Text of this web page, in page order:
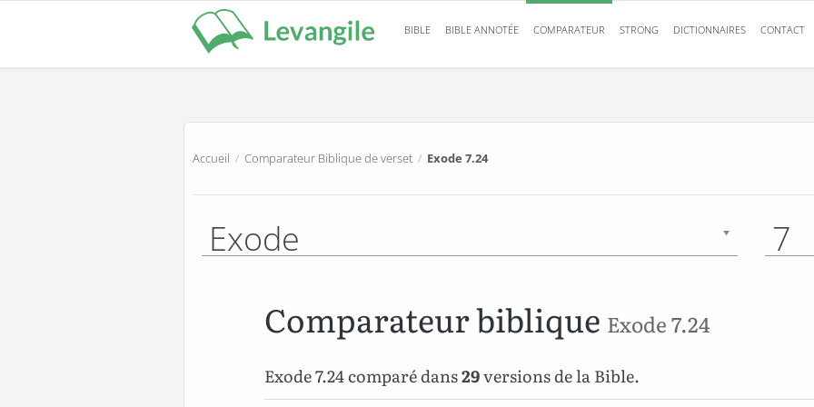
BIBLE BIBLE ANNOTÉE COMPARATEUR STRONG DICTIONNAIRES CONTACT
Accueil / Comparateur Biblique de verset / Exode 7.24
Exode 7
Comparateur biblique Exode 7.24
Exode 7.24 comparé dans29versions de la Bible.